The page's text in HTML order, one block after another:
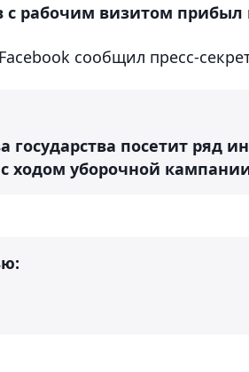
рабочим визитом прибыл
сообщил пресс-
государства посетит ряд
ходом уборочной